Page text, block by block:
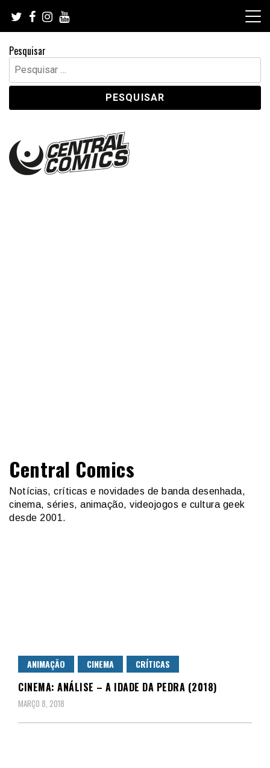
content
Pesquisar
Pesquisar
por:
Central Comics
Notícias, críticas e novidades de banda desenhada,
cinema, séries, animação, videojogos e cultura geek
desde 2001.
ANIMAÇÃO CINEMA CRÍTICAS
CINEMA: ANÁLISE – A IDADE DA PEDRA (2018)
MARÇO 8, 2018